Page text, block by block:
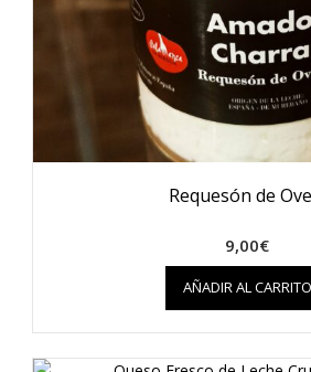
Requesón de
9,00€
AÑADIR AL CARRITO